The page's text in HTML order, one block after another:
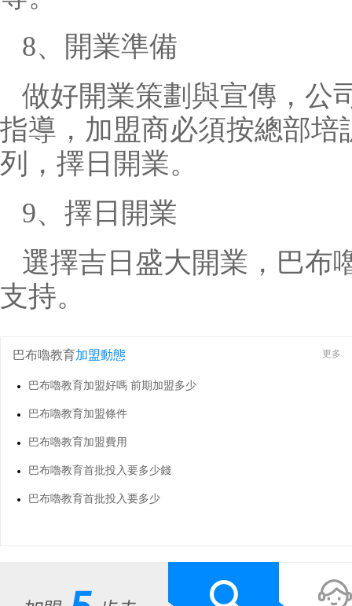
8、開業準備
做好開業策劃與宣傳，公
指導，加盟商必須按總部
列，擇日開業。
9、擇日開業
選擇吉日盛大開業，巴布
支持。
巴布嚕教育加盟動態 更多
巴布嚕教育加盟好嗎 前期加盟多少
巴布嚕教育加盟條件
巴布嚕教育加盟費用
巴布嚕教育首批投入要多少錢
巴布嚕教育首批投入要多少